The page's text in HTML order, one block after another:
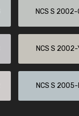
NCS S 2002-
NCS S 2002-
NCS S 2005-